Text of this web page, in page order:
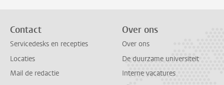
Contact
Servicedesks en recepties
Locaties
Mail de redactie
Over ons
Over ons
De duurzame universiteit
Interne vacatures